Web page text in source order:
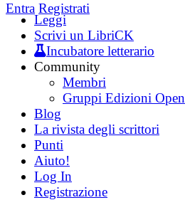
Entra Registrati
Leggi
Scrivi un LibriCK
Incubatore letterario
Community
Membri
Gruppi Edizioni Open
Blog
La rivista degli scrittori
Punti
Aiuto!
Log In
Registrazione